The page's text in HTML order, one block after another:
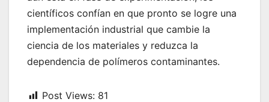
científicos confían en que pronto se logre una
implementación industrial que cambie la
ciencia de los materiales y reduzca la
dependencia de polímeros contaminantes.
Post Views: 81